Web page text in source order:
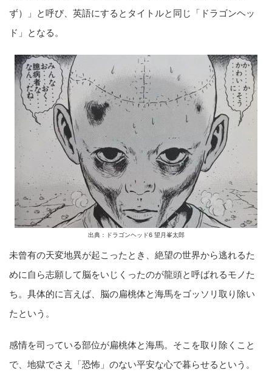
ず）」と呼び、英語にするとタイトルと同じ「ドラゴンヘッ
ド」となる。
出典：ドラゴンヘッド6 望月峯太郎
未曾有の天変地異が起こったとき、絶望の世界から逃れるた
めに自ら志願して脳をいじくったのが龍頭と呼ばれるモノた
ち。具体的に言えば、脳の扁桃体と海馬をゴッソリ取り除い
たという。
感情を司っている部位が扁桃体と海馬。そこを取り除くこと
で、地獄でさえ「恐怖」のない平安な心で暮らせるという。